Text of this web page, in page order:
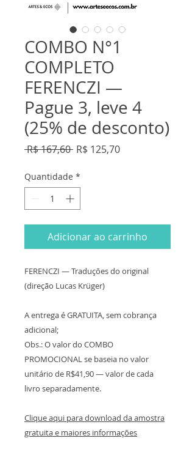
COMBO N°1
COMPLETO
FERENCZI —
Pague 3, leve 4
(25% de desconto)
R$ 167,60 Preço
R$ 125,70Preço
Quantidade *
Adicionar ao carrinho
FERENCZI — Traduções do original
(direção Lucas Krüger)
A entrega é GRATUITA, sem cobrança
adicional;
Obs.: O valor do COMBO
PROMOCIONAL se baseia no valor
unitário de R$41,90 — valor de cada
livro separadamente.
Clique aqui para download da amostra
gratuita e maiores informações